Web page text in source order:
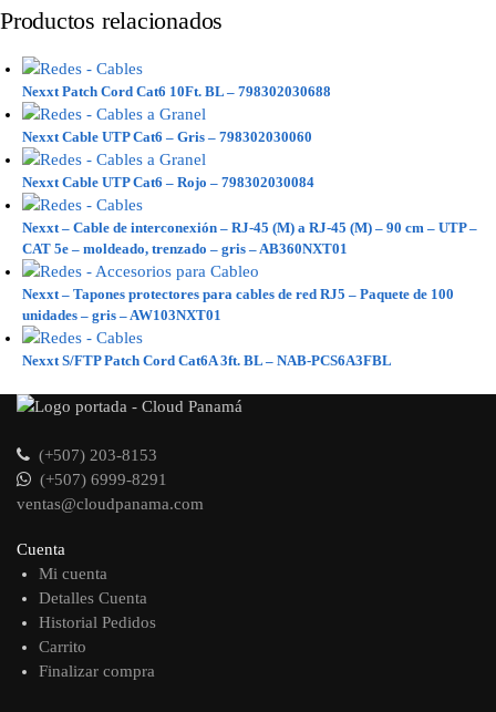
Productos relacionados
Nexxt Patch Cord Cat6 10Ft. BL – 798302030688
Nexxt Cable UTP Cat6 – Gris – 798302030060
Nexxt Cable UTP Cat6 – Rojo – 798302030084
Nexxt – Cable de interconexión – RJ-45 (M) a RJ-45 (M) – 90 cm – UTP –
CAT 5e – moldeado, trenzado – gris – AB360NXT01
Nexxt – Tapones protectores para cables de red RJ5 – Paquete de 100
unidades – gris – AW103NXT01
Nexxt S/FTP Patch Cord Cat6A 3ft. BL – NAB-PCS6A3FBL
(+507) 203-8153
(+507) 6999-8291
ventas@cloudpanama.com
Cuenta
Mi cuenta
Detalles Cuenta
Historial Pedidos
Carrito
Finalizar compra